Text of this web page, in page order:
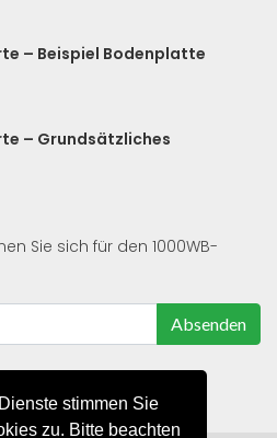
stimmen Sie
zu. Bitte beachten
– Beispiel Bodenplatte
– Grundsätzliches
Sie sich für den 1000WB-
Absenden